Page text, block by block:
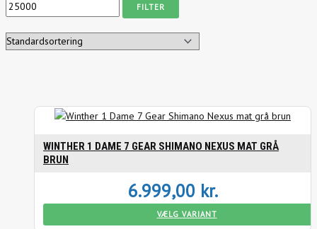
FILTER
WINTHER 1 DAME 7 GEAR SHIMANO NEXUS MAT GRÅ
BRUN
6.999,00 kr.
VÆLG VARIANT